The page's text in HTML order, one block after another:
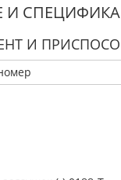
И
И